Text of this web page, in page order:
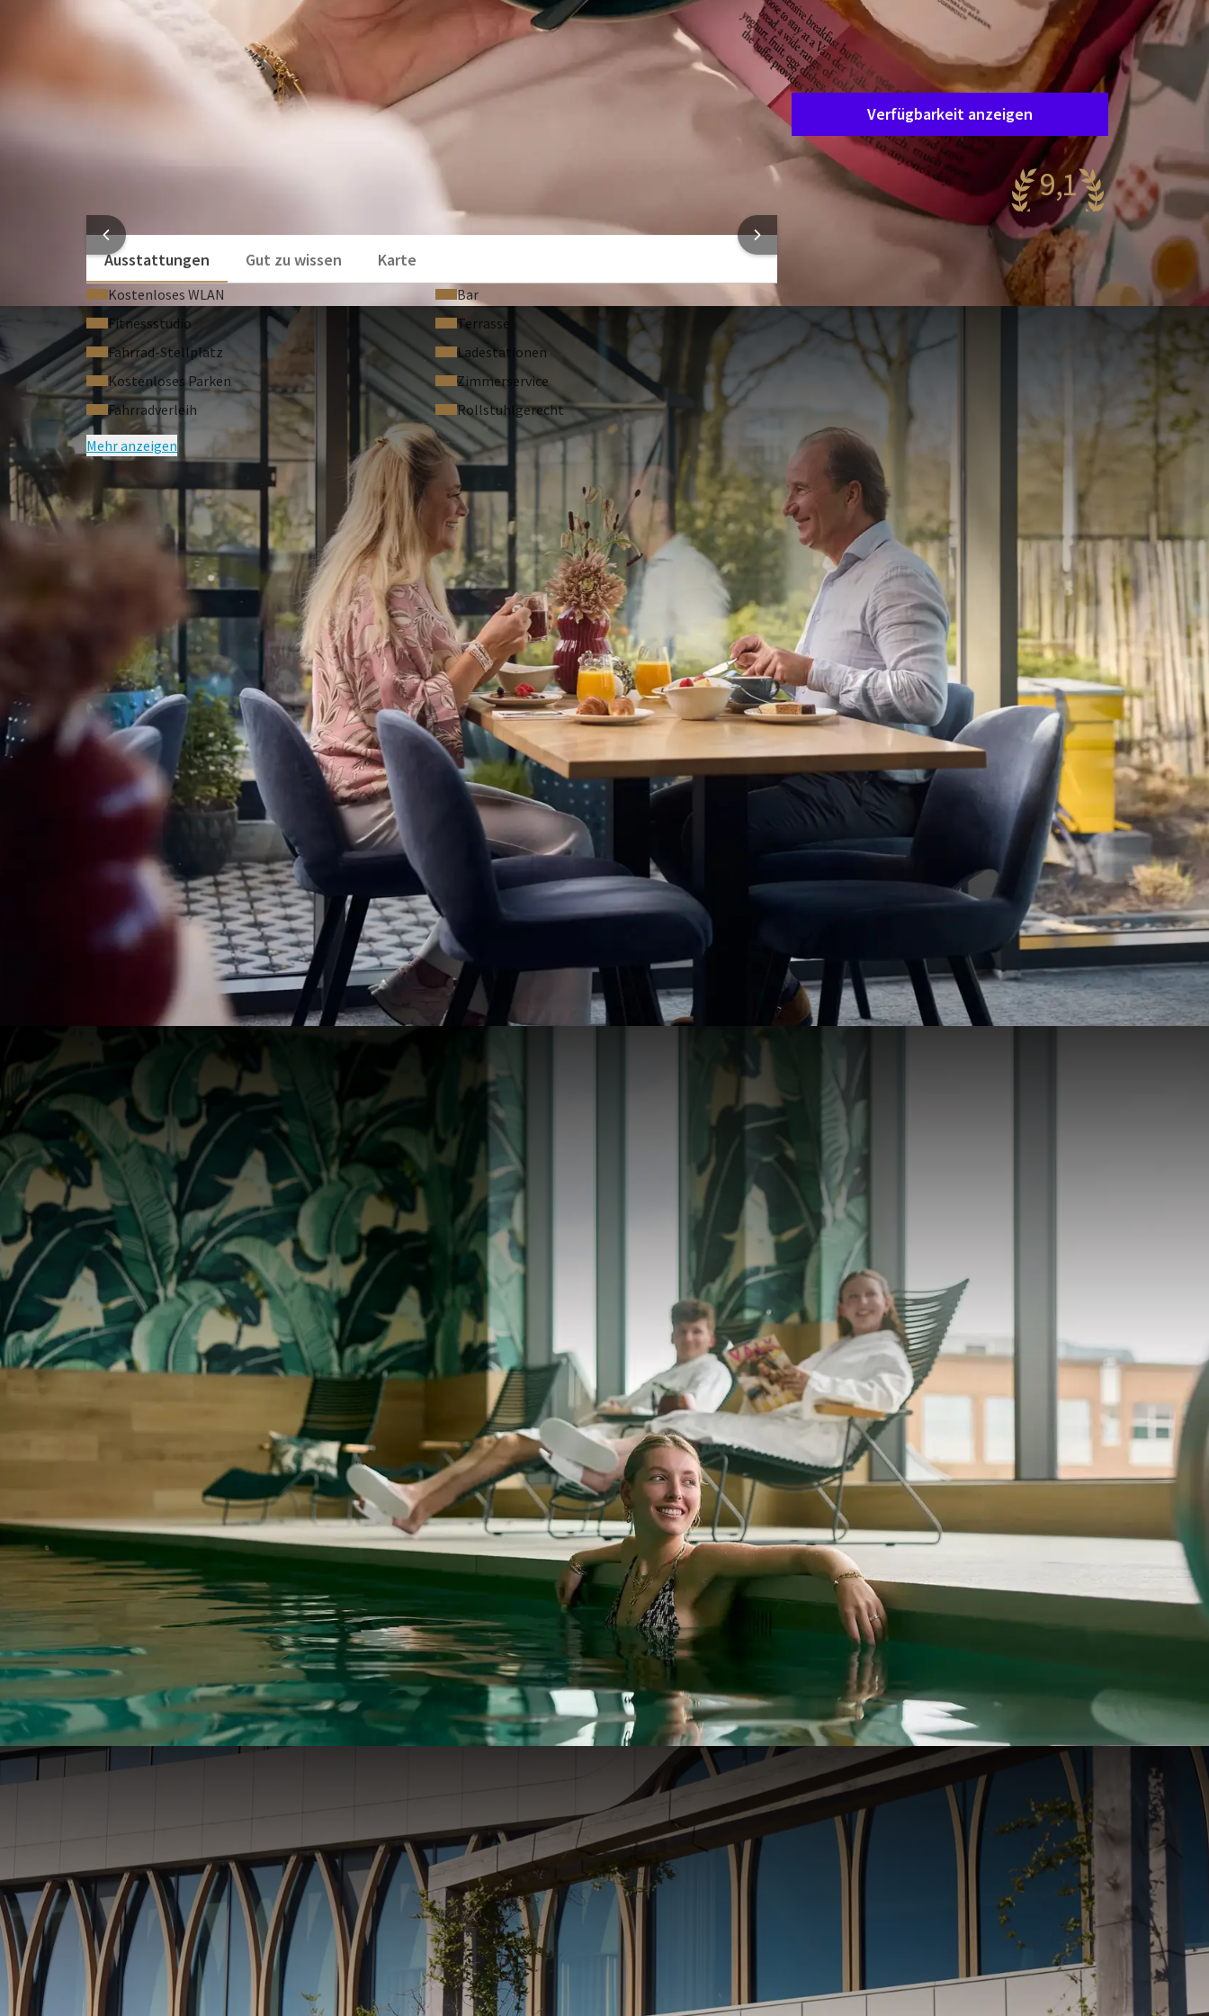
für Tagesausflüge, wie Wandern im Nationalpark De Maasduinen, Klettern und Abenteuer im Fun Forest Venlo
oder einfach Entspannung in der Therme Arcen.
Während Ihres Aufenthalts genießen Sie jeden Morgen ein reichhaltiges Frühstücksbuffet mit Live-Cooking in
. Nach einem aktiven Tag können Sie im Wellnesscenter OxyZen mit Schwimmbad und
Saunen vollkommen entspannen oder eine wohltuende Massage buchen. So wird Ihr Aufenthalt in Nordlimburg
zur perfekten Kombination aus Natur, Erholung und Spaß.
4=3
Aufenthaltsdauer
Wählen Sie Ihren Aufenthalt
Verfügbarkeit anzeigen
9,1
Beeindruckend
421 Bewertungen
HOTELINFORMATIONEN
Ausstattungen
Gut zu wissen Karte
Kostenloses WLAN
Bar
Fitnessstudio
Terrasse
Fahrrad-Stellplatz
Ladestationen
Kostenloses Parken
Zimmerservice
Fahrradverleih
Rollstuhlgerecht
Mehr anzeigen
HÄUFIG GESTELLTE FRAGEN
Bedingungen des Arrangements
Der Preis ist pro Person und basiert auf 2 Personen pro Zimmer
Nach Verfügbarkeit
Einzelzimmerzuschlag € 25,00 pro Nacht
Exklusieve Kurtaxe € 2,75 p.P.p.N.